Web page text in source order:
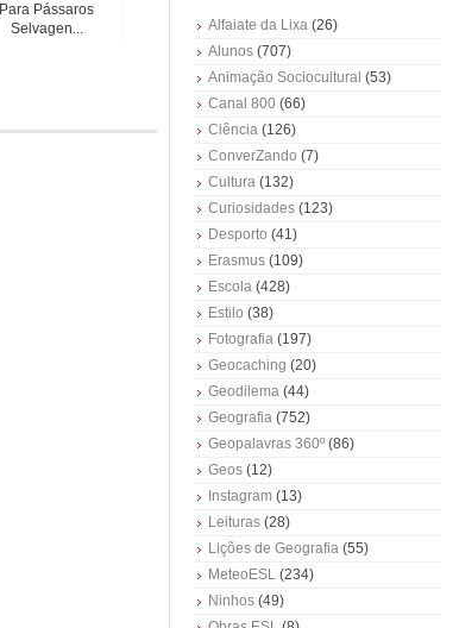
Para Pássaros
Selvagen...
Alfaiate da Lixa (26)
Alunos (707)
Animação Sociocultural (53)
Canal 800 (66)
Ciência (126)
ConverZando (7)
Cultura (132)
Curiosidades (123)
Desporto (41)
Erasmus (109)
Escola (428)
Estilo (38)
Fotografia (197)
Geocaching (20)
Geodilema (44)
Geografia (752)
Geopalavras 360º (86)
Geos (12)
Instagram (13)
Leituras (28)
Lições de Geografia (55)
MeteoESL (234)
Ninhos (49)